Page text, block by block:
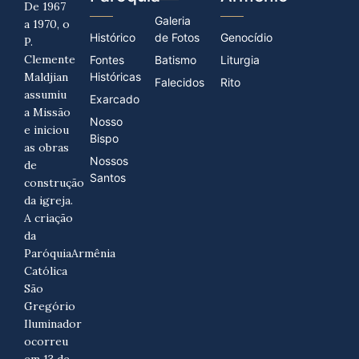
De 1967
a 1970, o
P.
Clemente
Maldjian
assumiu
a Missão
e iniciou
as obras
de
construção
da igreja.
A criação
da
ParóquiaArmênia
Católica
São
Gregório
Iluminador
ocorreu
Histórico
Fontes
Históricas
Exarcado
Nosso
Bispo
Nossos
Santos
Galeria
de Fotos
Batismo
Falecidos
Genocídio
Liturgia
Rito